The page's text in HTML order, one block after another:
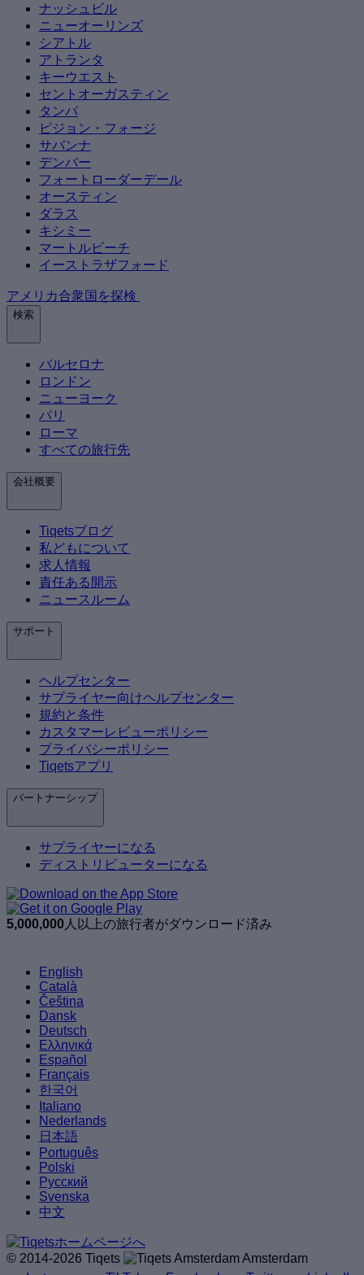
ナッシュビル
ニューオーリンズ
シアトル
アトランタ
キーウエスト
セントオーガスティン
タンパ
ピジョン・フォージ
サバンナ
デンバー
フォートローダーデール
オースティン
ダラス
キシミー
マートルビーチ
イーストラザフォード
アメリカ合衆国を探検
検索
バルセロナ
ロンドン
ニューヨーク
パリ
ローマ
すべての旅行先
会社概要
Tiqetsブログ
私どもについて
求人情報
責任ある開示
ニュースルーム
サポート
ヘルプセンター
サプライヤー向けヘルプセンター
規約と条件
カスタマーレビューポリシー
プライバシーポリシー
Tiqetsアプリ
パートナーシップ
サプライヤーになる
ディストリビューターになる
5,000,000 人以上の旅行者がダウンロード済み
English
Català
Čeština
Dansk
Deutsch
Ελληνικά
Español
Français
한국어
Italiano
Nederlands
日本語
Português
Polski
Русский
Svenska
中文
© 2014-2026 Tiqets
Amsterdam